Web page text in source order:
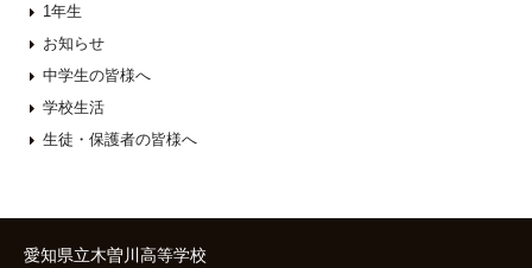
1年生
お知らせ
中学生の皆様へ
学校生活
生徒・保護者の皆様へ
愛知県立木曽川高等学校